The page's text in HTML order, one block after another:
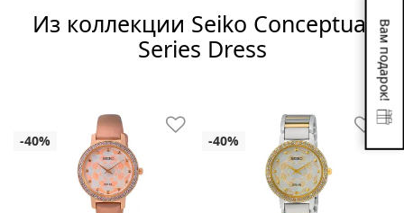
Из коллекции Seiko Conceptual
Series Dress
Вам подарок!